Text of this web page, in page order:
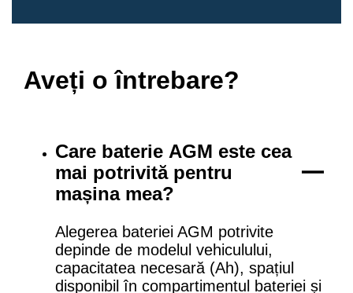
Aveți o întrebare?
Care baterie AGM este cea
mai potrivită pentru
mașina mea?
Alegerea bateriei AGM potrivite
depinde de modelul vehiculului,
capacitatea necesară (Ah), spațiul
disponibil în compartimentul bateriei și